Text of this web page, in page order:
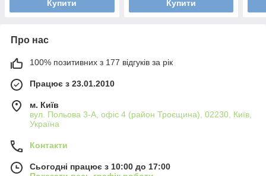
Купити Купити
Про нас
100% позитивних з 177 відгуків за рік
Працює з 23.01.2010
м. Київ
вул. Польова 3-А, офіс 4 (район Троєщина), 02230, Київ,
Україна
Контакти
Сьогодні працює з 10:00 до 17:00